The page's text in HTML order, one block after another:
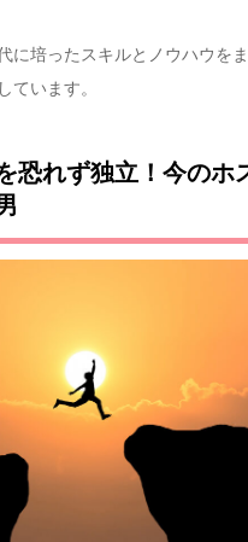
に培ったスキルとノウハウを
ています。
恐れず独立！今のホ